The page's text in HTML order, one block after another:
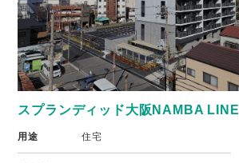
スプランディッド大阪NAMBA LINE
用途 住宅